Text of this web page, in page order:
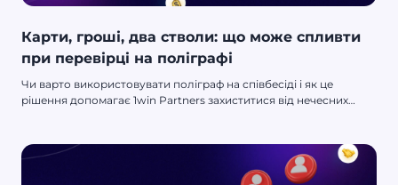
Карти, гроші, два стволи: що може спливти
при перевірці на поліграфі
Чи варто використовувати поліграф на співбесіді і як це
рішення допомагає 1win Partners захиститися від нечесних